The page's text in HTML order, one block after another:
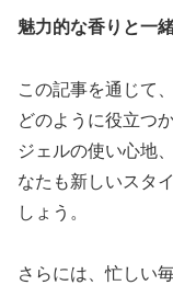
魅力的な香りと一
この記事を通じて
どのように役立つ
ジェルの使い心地
なたも新しいスタ
しょう。
さらには、忙しい